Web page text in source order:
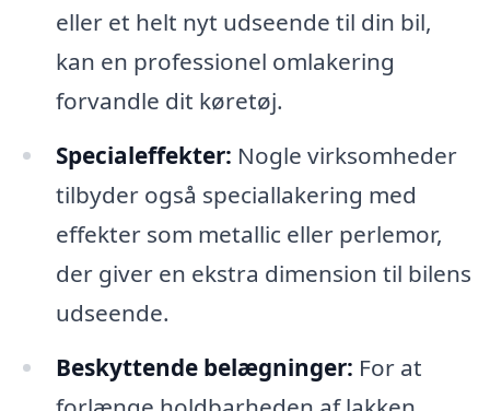
eller et helt nyt udseende til din bil,
kan en professionel omlakering
forvandle dit køretøj.
Specialeffekter: Nogle virksomheder
tilbyder også speciallakering med
effekter som metallic eller perlemor,
der giver en ekstra dimension til bilens
udseende.
Beskyttende belægninger: For at